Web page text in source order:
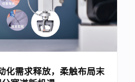
化需求释放，柔触布局末